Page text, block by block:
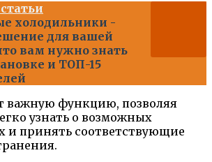
холодильники -
для вашей
вам нужно знать
и ТОП-15
важную функцию, позволяя
узнать о возможных
и принять соответствующие